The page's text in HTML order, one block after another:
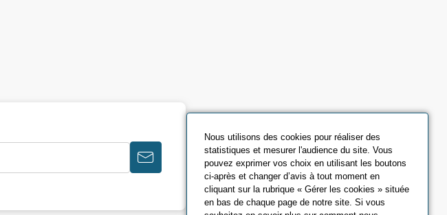
Nous utilisons des cookies pour réaliser des
statistiques et mesurer l'audience du site. Vous
pouvez exprimer vos choix en utilisant les boutons
ci-après et changer d’avis à tout moment en
cliquant sur la rubrique « Gérer les cookies » située
en bas de chaque page de notre site. Si vous